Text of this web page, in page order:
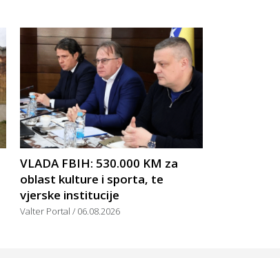
VLADA FBIH: 530.000 KM za
oblast kulture i sporta, te
vjerske institucije
Valter Portal 06.08.2026